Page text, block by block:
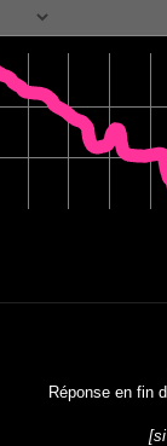
Réponse en fin